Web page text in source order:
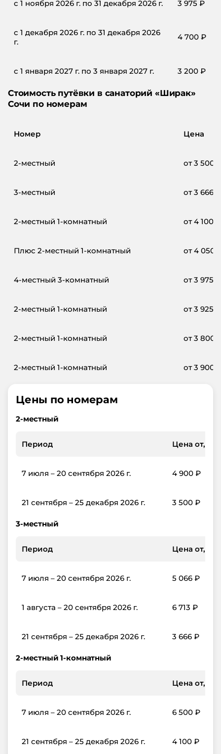
с 1 ноября 2026 г. по 31 декабря 2026 г. 3 975 ₽
с 1 декабря 2026 г. по 31 декабря 2026
г.
4 700 ₽
с 1 января 2027 г. по 3 января 2027 г. 3 200 ₽
Стоимость путёвки в санаторий «Ширак»
Сочи по номерам
Номер Цена
2-местный от3 500
3-местный от3 666
2-местный 1-комнатный от4 100
Плюс 2-местный 1-комнатный от4 050
4-местный 3-комнатный от3 975
2-местный 1-комнатный от3 925
2-местный 1-комнатный от3 800
2-местный 1-комнатный от3 900
Цены по номерам
2-местный
Период Цена от, ₽/
7 июля – 20 сентября 2026 г. 4 900 ₽
21 сентября – 25 декабря 2026 г. 3 500 ₽
3-местный
Период Цена от, ₽/
7 июля – 20 сентября 2026 г. 5 066 ₽
1 августа – 20 сентября 2026 г. 6 713 ₽
21 сентября – 25 декабря 2026 г. 3 666 ₽
2-местный 1-комнатный
Период Цена от, ₽/
7 июля – 20 сентября 2026 г. 6 500 ₽
21 сентября – 25 декабря 2026 г. 4 100 ₽